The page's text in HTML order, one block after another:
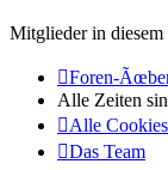
Mitglieder in
Foren-
Alle Zeiten
Alle
Das Team